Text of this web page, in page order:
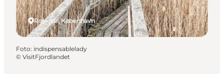
Roskilde, København
Foto: indispensablelady
© VisitFjordlandet